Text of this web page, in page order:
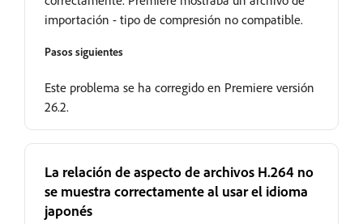
importación - tipo de compresión no compatible.
Pasos siguientes
Este problema se ha corregido en Premiere versión
26.2.
La relación de aspecto de archivos H.264 no
se muestra correctamente al usar el idioma
japonés